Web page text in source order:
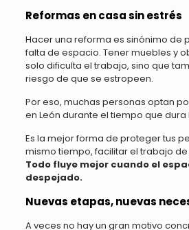
Reformas en casa sin estrés
Hacer una reforma es sinónimo de
falta de espacio. Tener muebles y
solo dificulta el trabajo, sino que
riesgo de que se estropeen.
Por eso, muchas personas optan
en León durante el tiempo que dura
Es la mejor forma de proteger tus
mismo tiempo, facilitar el trabajo
Todo fluye mejor cuando el
despejado.
Nuevas etapas, nuevas
A veces no hay un gran motivo